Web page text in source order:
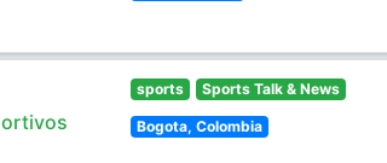
sports Sports Talk & News
Bogota, Colombia